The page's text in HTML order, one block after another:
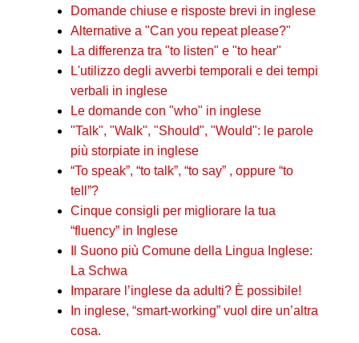
Domande chiuse e risposte brevi in inglese
Alternative a "Can you repeat please?"
La differenza tra "to listen" e "to hear"
L'utilizzo degli avverbi temporali e dei tempi
verbali in inglese
Le domande con "who" in inglese
"Talk", "Walk", "Should", "Would": le parole
più storpiate in inglese
“To speak”, “to talk”, “to say” , oppure “to
tell”?
Cinque consigli per migliorare la tua
“fluency” in Inglese
Il Suono più Comune della Lingua Inglese:
La Schwa
Imparare l’inglese da adulti? È possibile!
In inglese, “smart-working” vuol dire un’altra
cosa.